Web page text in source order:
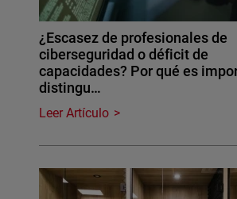
¿Escasez de profesionales de
ciberseguridad o déficit de
capacidades? Por qué es
distingu…
Leer Artículo